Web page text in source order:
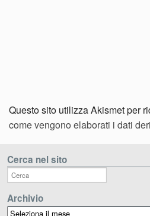
Questo sito utilizza Akismet per
come vengono elaborati i dati
Cerca nel sito
Archivio
Archivio